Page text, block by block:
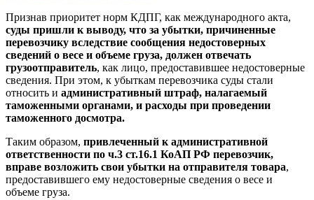
Признав приоритет норм КДПГ, как международного акта,
суды пришли к выводу, что за убытки, причиненные
перевозчику вследствие сообщения недостоверных
сведений о весе и объеме груза, должен отвечать
грузоотправитель, как лицо, предоставившее недостоверные
сведения. При этом, к убыткам перевозчика суды стали
относить и административный штраф, налагаемый
таможенными органами, и расходы при проведении
таможенного досмотра.
Таким образом, привлеченный к административной
ответственности по ч.3 ст.16.1 КоАП РФ перевозчик,
вправе возложить свои убытки на отправителя товара,
предоставившего ему недостоверные сведения о весе и
объеме груза.